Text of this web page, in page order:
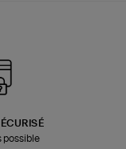
possible